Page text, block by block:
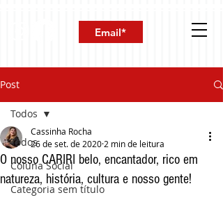
Post
Todos
Coluna Social
Categoria sem título
Todos
O nosso CARIRI belo, encantador, rico em
natureza, história, cultura e nosso gente!
Cassinha Rocha
26 de set. de 2020 2 min de leitura